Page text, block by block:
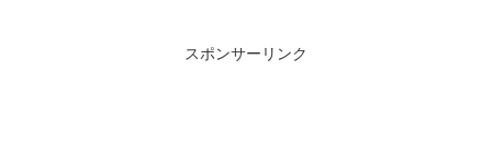
スポンサーリンク